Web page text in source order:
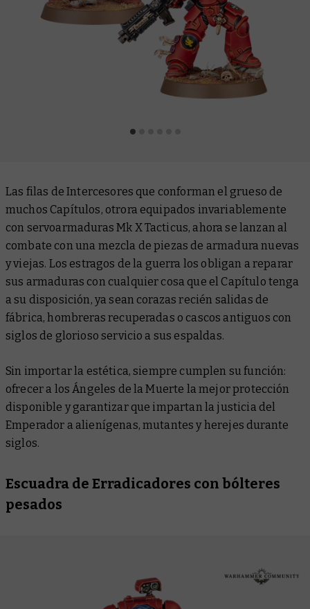
Las filas de Intercesores que conforman el grueso de
muchos Capítulos, otrora equipados invariablemente
con servoarmaduras Mk X Tacticus, ahora se lanzan al
combate con una mezcla de piezas de armadura nuevas
y viejas. Los estragos de la guerra los obligan a reparar
sus armaduras con cualquier cosa que el Capítulo tenga
a su disposición, ya sean corazas recién salidas de
fábrica, hombreras recuperadas o cascos antiguos con
siglos de glorioso servicio a sus espaldas.
Sin importar la estética, siempre cumplen su función:
ofrecer a los Ángeles de la Muerte la mejor protección
disponible y garantizar que impartan la justicia del
Emperador a alienígenas, mutantes y herejes durante
siglos.
Escuadra de Erradicadores con bólteres
pesados